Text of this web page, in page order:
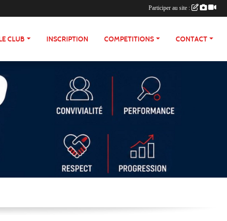
CLUB INSCRIPTION COMPETITIONS CONTACT
Participer au site :